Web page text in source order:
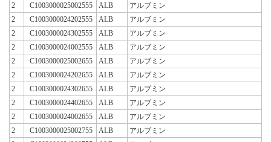
2
C1003000025002555 ALB
アルブミン
2
C1003000024202555 ALB
アルブミン
2
C1003000024302555 ALB
アルブミン
2
C1003000024002555 ALB
アルブミン
2
C1003000025002655 ALB
アルブミン
2
C1003000024202655 ALB
アルブミン
2
C1003000024302655 ALB
アルブミン
2
C1003000024402655 ALB
アルブミン
2
C1003000024002655 ALB
アルブミン
2
C1003000025002755 ALB
アルブミン